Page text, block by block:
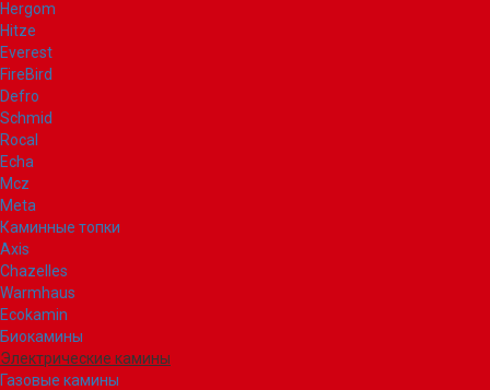
Hergom
Hitze
Everest
FireBird
Defro
Schmid
Rocal
Echa
Mcz
Meta
Каминные топки
Axis
Chazelles
Warmhaus
Ecokamin
Биокамины
Электрические камины
Газовые камины